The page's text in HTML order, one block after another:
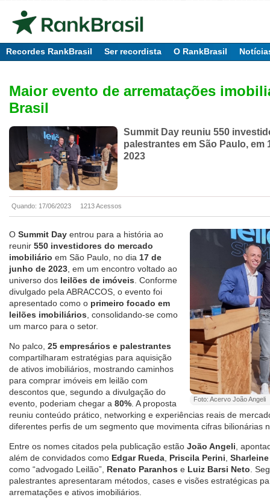
Recordes RankBrasil Ser recordista O RankBrasil
Maior evento de arrematações
Brasil
Summit Day reuniu 550
palestrantes em São Paulo, em
2023
Quando: 17/06/2023 1213 Acessos
Foto: Acervo João Angeli
O Summit Day entrou para a história ao
reunir 550 investidores do mercado
imobiliário em São Paulo, no dia 17 de
junho de 2023 , em um encontro voltado ao
universo dos leilões de imóveis . Conforme
divulgado pela ABRACCOS, o evento foi
apresentado como o primeiro focado em
leilões imobiliários , consolidando-se como
um marco para o setor.
No palco, 25 empresários e palestrantes
compartilharam estratégias para aquisição
de ativos imobiliários, mostrando caminhos
para comprar imóveis em leilão com
descontos que, segundo a divulgação do
evento, poderiam chegar a 80% . A proposta
reuniu conteúdo prático, networking e experiências reais de
diferentes perfis de um segmento que movimenta cifras bilionárias
Entre os nomes citados pela publicação estão João Angeli ,
além de convidados como Edgar Rueda Priscila Perini
como “advogado Leilão”, Renato Paranhos e Luiz Barsi Neto .
palestrantes apresentaram métodos, cases e visões estratégicas
arrematações e ativos imobiliários.